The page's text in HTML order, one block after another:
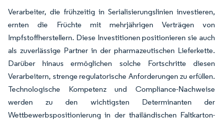
Verarbeiter, die frühzeitig in Serialisierungslinien investieren,
ernten die Früchte mit mehrjährigen Verträgen von
Impfstoffherstellern. Diese Investitionen positionieren sie auch
als zuverlässige Partner in der pharmazeutischen Lieferkette.
Darüber hinaus ermöglichen solche Fortschritte diesen
Verarbeitern, strenge regulatorische Anforderungen zu erfüllen.
Technologische Kompetenz und Compliance-Nachweise
werden zu den wichtigsten Determinanten der
Wettbewerbspositionierung in der thailändischen Faltkarton-